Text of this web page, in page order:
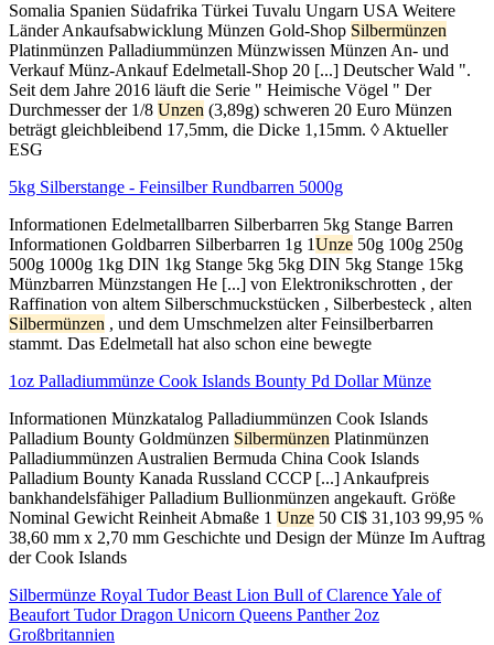
Somalia Spanien Südafrika Türkei Tuvalu Ungarn USA Weitere
Länder Ankaufsabwicklung Münzen Gold-Shop Silbermünzen
Platinmünzen Palladiummünzen Münzwissen Münzen An- und
Verkauf Münz-Ankauf Edelmetall-Shop 20 [...] Deutscher Wald ".
Seit dem Jahre 2016 läuft die Serie " Heimische Vögel " Der
Durchmesser der 1/8 Unzen (3,89g) schweren 20 Euro Münzen
beträgt gleichbleibend 17,5mm, die Dicke 1,15mm. ◊ Aktueller
ESG
5kg Silberstange - Feinsilber Rundbarren 5000g
Informationen Edelmetallbarren Silberbarren 5kg Stange Barren
Informationen Goldbarren Silberbarren 1g 1Unze 50g 100g 250g
500g 1000g 1kg DIN 1kg Stange 5kg 5kg DIN 5kg Stange 15kg
Münzbarren Münzstangen He [...] von Elektronikschrotten , der
Raffination von altem Silberschmuckstücken , Silberbesteck , alten
Silbermünzen , und dem Umschmelzen alter Feinsilberbarren
stammt. Das Edelmetall hat also schon eine bewegte
1oz Palladiummünze Cook Islands Bounty Pd Dollar Münze
Informationen Münzkatalog Palladiummünzen Cook Islands
Palladium Bounty Goldmünzen Silbermünzen Platinmünzen
Palladiummünzen Australien Bermuda China Cook Islands
Palladium Bounty Kanada Russland CCCP [...] Ankaufpreis
bankhandelsfähiger Palladium Bullionmünzen angekauft. Größe
Nominal Gewicht Reinheit Abmaße 1 Unze 50 CI$ 31,103 99,95 %
38,60 mm x 2,70 mm Geschichte und Design der Münze Im Auftrag
der Cook Islands
Silbermünze Royal Tudor Beast Lion Bull of Clarence Yale of
Beaufort Tudor Dragon Unicorn Queens Panther 2oz
Großbritannien